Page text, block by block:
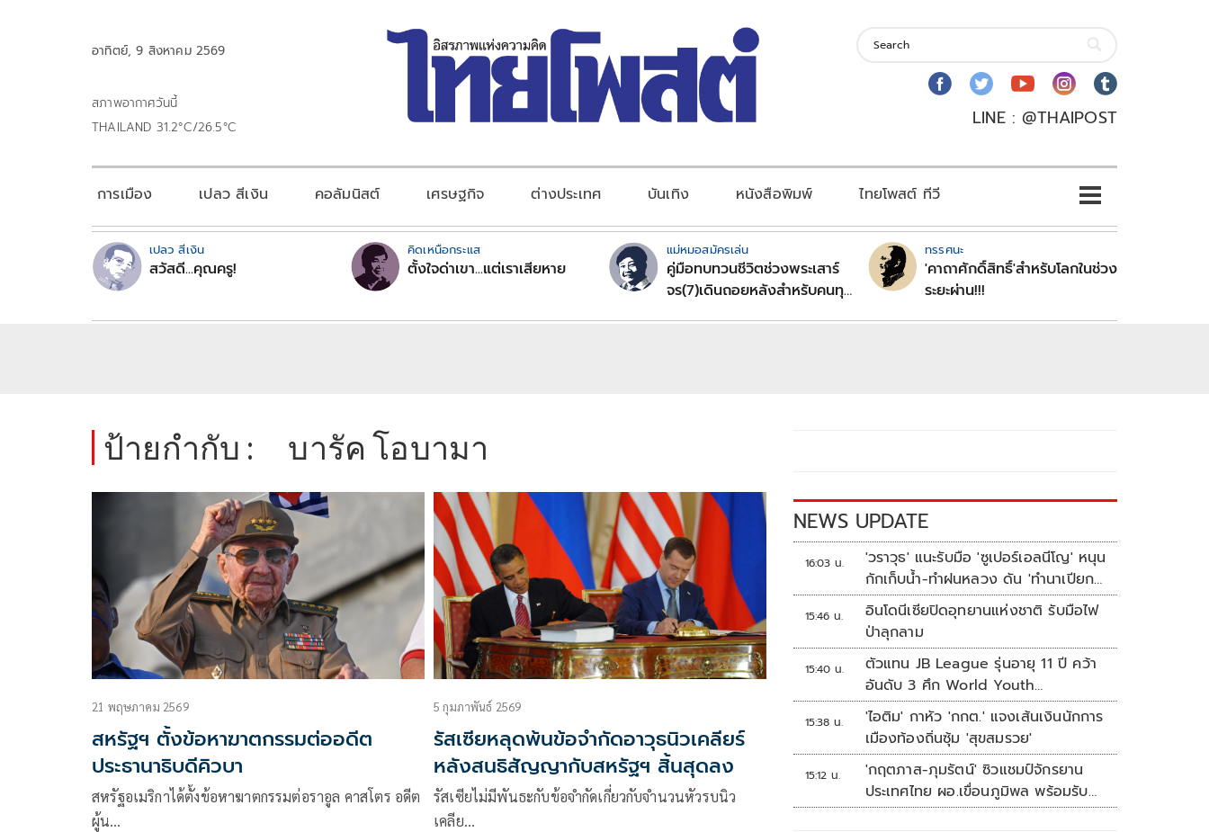
อาทิตย์, 9 สิงหาคม 2569
สภาพอากาศวันนี้
THAILAND 31.2°C/26.5°C
LINE : @THAIPOST
การเมือง เปลว สีเงิน คอลัมนิสต์ เศรษฐกิจ ต่างประเทศ บันเทิง หนังสือพิมพ์ ไทยโพสต์ ทีวี
เปลว สีเงิน
สวัสดี...คุณครู!
คิดเหนือกระแส
ตั้งใจด่าเขา...แต่เราเสียหาย
แม่หมอสมัครเล่น
คู่มือทบทวนชีวิตช่วงพระเสาร์
จร(7)เดินถอยหลังสำหรับคนทุก
ทรรศนะ
'คาถาศักดิ์สิทธิ์'สำหรับโลกในช่วง
ระยะผ่าน!!!
ป้ายกำกับ : บารัค โอบามา
21 พฤษภาคม 2569
สหรัฐฯ ตั้งข้อหาฆาตกรรมต่ออดีต
ประธานาธิบดีคิวบา
สหรัฐอเมริกาได้ตั้งข้อหาฆาตกรรมต่อราอูล คาสโตร อดีต
ผู้น…
5 กุมภาพันธ์ 2569
รัสเซียหลุดพ้นข้อจำกัดอาวุธนิวเคลียร์
หลังสนธิสัญญากับสหรัฐฯ สิ้นสุดลง
รัสเซียไม่มีพันธะกับข้อจำกัดเกี่ยวกับจำนวนหัวรบนิว
เคลีย…
NEWS UPDATE
16:03 น.
'วราวุธ' แนะรับมือ 'ซูเปอร์เอลนีโญ' หนุน
กักเก็บน้ำ-ทำฝนหลวง ดัน 'ทำนาเปียก
สลับแห้ง'
15:46 น.
อินโดนีเซียปิดอุทยานแห่งชาติ รับมือไฟ
ป่าลุกลาม
15:40 น.
ตัวแทน JB League รุ่นอายุ 11 ปี คว้า
อันดับ 3 ศึก World Youth
Championship 2026 ที่สิงคโปร์
15:38 น.
'ไอติม' กาหัว 'กกต.' แจงเส้นเงินนักการ
เมืองท้องถิ่นซุ้ม 'สุขสมรวย'
15:12 น.
'กฤตภาส-ภุมรัตน์' ซิวแชมป์จักรยาน
ประเทศไทย ผอ.เขื่อนภูมิพล พร้อมรับ
เจ้าภาพต่อ ปี 2570